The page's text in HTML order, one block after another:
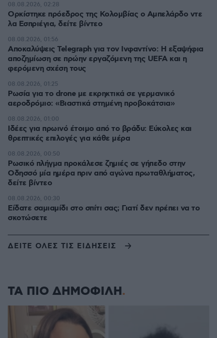
Ορκίστηκε πρόεδρος της Κολομβίας ο Αμπελάρδο ντε
λα Εσπριέγια, δείτε βίντεο
08.08.2026, 02:28
Αποκαλύψεις Telegraph για τον Ινφαντίνο: Η εξαψήφια
αποζημίωση σε πρώην εργαζόμενη της UEFA και η
φερόμενη σχέση τους
08.08.2026, 01:56
Ρωσία για το drone με εκρηκτικά σε γερμανικό
αεροδρόμιο: «Βιαστικά στημένη προβοκάτσια»
08.08.2026, 01:25
Ιδέες για πρωινό έτοιμο από το βράδυ: Εύκολες και
θρεπτικές επιλογές για κάθε μέρα
08.08.2026, 01:00
Ρωσικό πλήγμα προκάλεσε ζημιές σε γήπεδο στην
Οδησσό μία ημέρα πριν από αγώνα πρωταθλήματος,
δείτε βίντεο
08.08.2026, 00:50
Είδατε σαμιαμίδι στο σπίτι σας; Γιατί δεν πρέπει να το
σκοτώσετε
08.08.2026, 00:30
ΔΕΙΤΕ ΟΛΕΣ ΤΙΣ ΕΙΔΗΣΕΙΣ
ΤΑ ΠΙΟ ΔΗΜΟΦΙΛΗ